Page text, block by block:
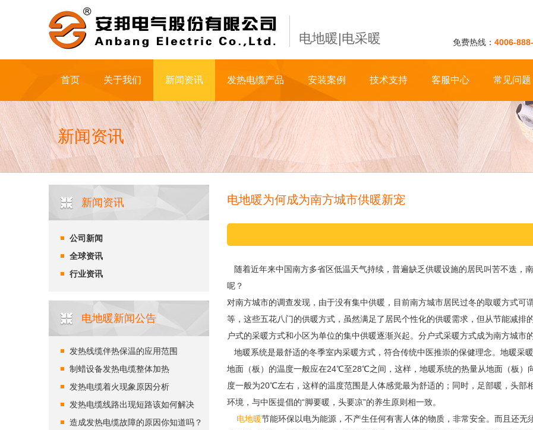
电地暖|电采暖 免费热线： 4006-
首页 关于我们 新闻资讯 发热电缆产品 安装案例 技术支持 客服中心 常见问题
新闻资讯
新闻资讯
公司新闻
全球资讯
行业资讯
电地暖新闻公告
发热线缆伴热保温的应用范围
制蜡设备发热电缆整体加热
发热电缆着火现象原因分析
发热电缆线路出现短路该如何解决
造成发热电缆故障的原因你知道吗？
电地暖为何成为南方城市供暖新宠
随着近年来中国南方多省区低温天气持续，普遍缺乏供暖设施的居民叫苦不迭，
呢？
对南方城市的调查发现，由于没有集中供暖，目前南方城市居民过冬的取暖方式可
等，这些五花八门的供暖方式，虽然满足了居民个性化的供暖需求，但从节能减
户式的采暖方式和小区为单位的集中供暖逐渐兴起。分户式采暖方式成为南方城市
地暖系统是最舒适的冬季室内采暖方式，符合传统中医推崇的保健理念。地暖采
地面（板）的温度一般应在24℃至28℃之间，这样，地暖系统的热量从地面（板）
度一般为20℃左右，这样的温度范围是人体感觉最为舒适的；同时，足部暖，头部
环境，与中医提倡的“脚要暖，头要凉”的养生原则相一致。
电地暖节能环保以电为能源，不产生任何有害人体的物质，非常安全。而且还无